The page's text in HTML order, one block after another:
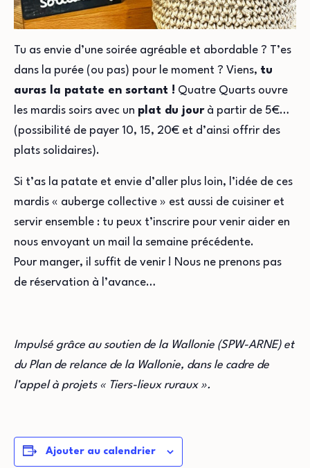
Tu as envie d’une soirée agréable et abordable ? T’es
dans la purée (ou pas) pour le moment ? Viens, tu
auras la patate en sortant ! Quatre Quarts ouvre
les mardis soirs avec un plat du jourà partir de 5€…
(possibilité de payer 10, 15, 20€ et d’ainsi offrir des
plats solidaires).
Si t’as la patate et envie d’aller plus loin, l’idée de ces
mardis « auberge collective » est aussi de cuisiner et
servir ensemble : tu peux t’inscrire pour venir aider en
nous envoyant un mail la semaine précédente.
Pour manger, il suffit de venir ! Nous ne prenons pas
de réservation à l’avance…
Impulsé grâce au soutien de la Wallonie (SPW-ARNE) et
du Plan de relance de la Wallonie, dans le cadre de
l’appel à projets « Tiers-lieux ruraux ».
Ajouter au calendrier